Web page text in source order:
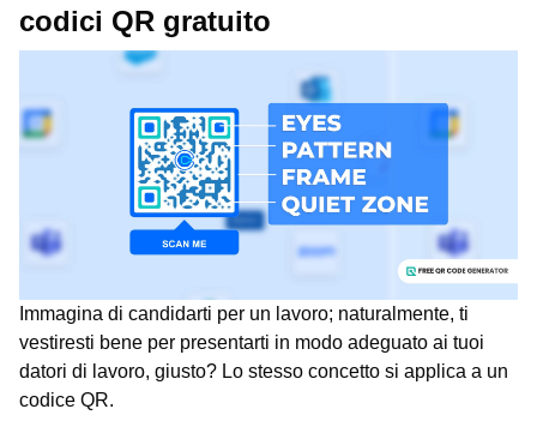
codici QR gratuito
Immagina di candidarti per un lavoro; naturalmente, ti
vestiresti bene per presentarti in modo adeguato ai tuoi
datori di lavoro, giusto? Lo stesso concetto si applica a un
codice QR.